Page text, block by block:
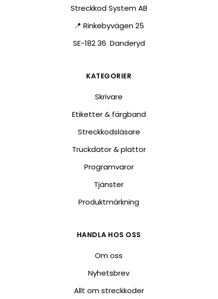
Streckkod System AB
📍 Rinkebyvägen 25
SE-182 36 Danderyd
KATEGORIER
Skrivare
Etiketter & färgband
Streckkodsläsare
Truckdator & plattor
Programvaror
Tjänster
Produktmärkning
HANDLA HOS OSS
Om oss
Nyhetsbrev
Allt om streckkoder